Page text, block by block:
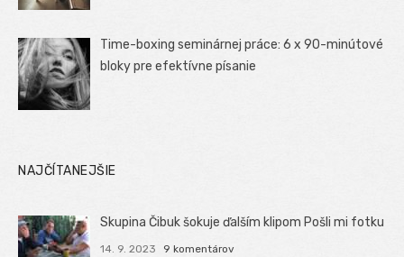
Time-boxing seminárnej práce: 6 x 90-minútové
bloky pre efektívne písanie
NAJČÍTANEJŠIE
Skupina Čibuk šokuje ďalším klipom Pošli mi fotku
14. 9. 2023 9 komentárov